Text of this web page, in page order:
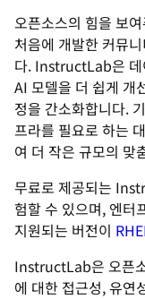
오픈소스의 힘을 보
처음에 개발한 커뮤
다. InstructLab은 데
AI 모델을 더 쉽게 개
정을 간소화합니다.
프라를 필요로 하는
여 더 작은 규모의 맞
무료로 제공되는
험할 수 있으며, 엔터
지원되는 버전이
InstructLab은 오픈
에 대한 접근성, 유연